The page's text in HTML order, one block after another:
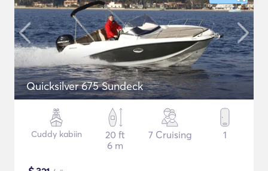
Quicksilver 675 Sundeck
Cuddy kabiin
20 ft
6 m
7 Cruising 1